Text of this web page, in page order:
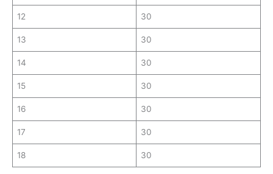
12 30
13 30
14 30
15 30
16 30
17 30
18 30